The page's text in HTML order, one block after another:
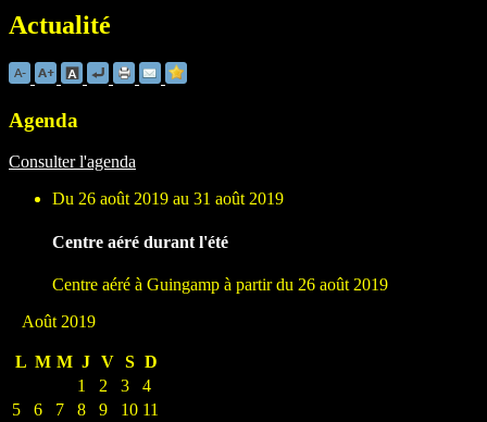
Actualité
Agenda
Consulter l'agenda
Du 26 août 2019 au 31 août 2019
Centre aéré durant l'été
Centre aéré à Guingamp à partir du 26 août 2019
Août 2019
L M M J V S D
1
2 3
4
5
6 7 8 9 10 11